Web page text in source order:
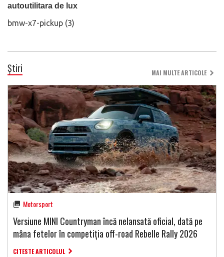
autoutilitara de lux
bmw-x7-pickup (3)
Știri MAI MULTE ARTICOLE
Motorsport
Versiune MINI Countryman încă nelansată oficial, dată pe
mâna fetelor în competiția off-road Rebelle Rally 2026
CITESTE ARTICOLUL